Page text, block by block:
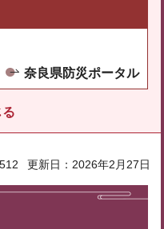
奈良県防災ポータル
る
更新日：2026年2月27日